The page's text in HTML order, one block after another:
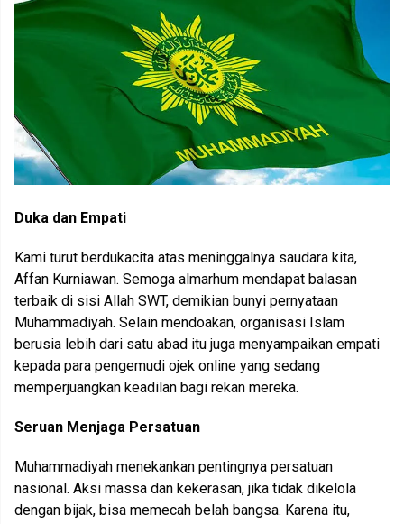
Duka dan Empati
Kami turut berdukacita atas meninggalnya saudara kita,
Affan Kurniawan. Semoga almarhum mendapat balasan
terbaik di sisi Allah SWT, demikian bunyi pernyataan
Muhammadiyah. Selain mendoakan, organisasi Islam
berusia lebih dari satu abad itu juga menyampaikan empati
kepada para pengemudi ojek online yang sedang
memperjuangkan keadilan bagi rekan mereka.
Seruan Menjaga Persatuan
Muhammadiyah menekankan pentingnya persatuan
nasional. Aksi massa dan kekerasan, jika tidak dikelola
dengan bijak, bisa memecah belah bangsa. Karena itu,